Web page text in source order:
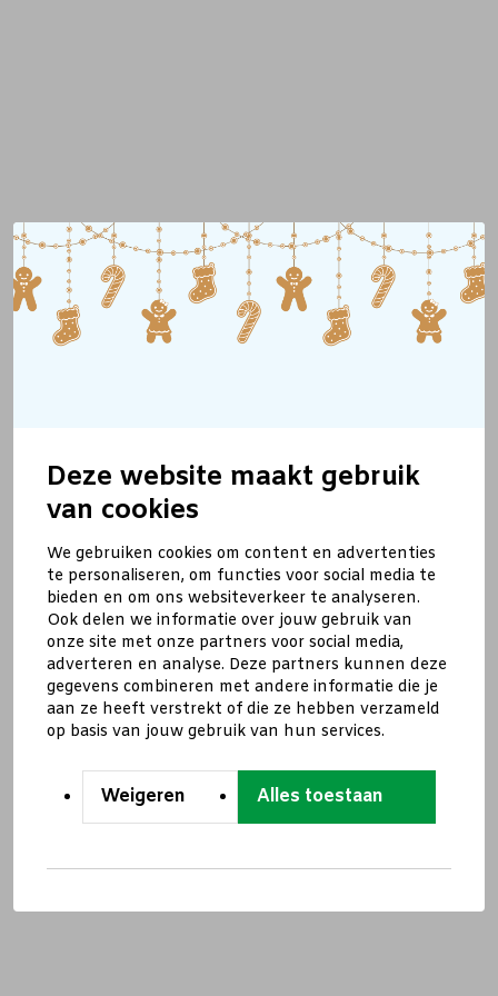
Deze website maakt gebruik
van cookies
We gebruiken cookies om content en advertenties
te personaliseren, om functies voor social media te
bieden en om ons websiteverkeer te analyseren.
Ook delen we informatie over jouw gebruik van
onze site met onze partners voor social media,
adverteren en analyse. Deze partners kunnen deze
gegevens combineren met andere informatie die je
aan ze heeft verstrekt of die ze hebben verzameld
op basis van jouw gebruik van hun services.
Weigeren Alles toestaan